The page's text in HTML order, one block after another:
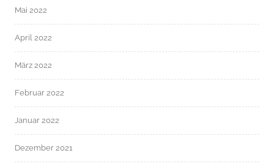
Mai 2022
April 2022
März 2022
Februar 2022
Januar 2022
Dezember 2021